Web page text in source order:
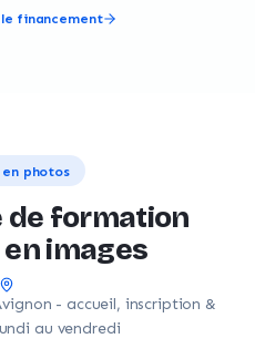
financement
photos
de formation
images
- accueil, inscription &
au vendredi